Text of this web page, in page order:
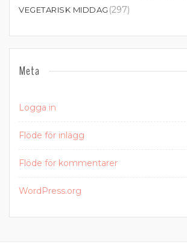
VEGETARISK MIDDAG (297)
Meta
Logga in
Flöde för inlägg
Flöde för kommentarer
WordPress.org